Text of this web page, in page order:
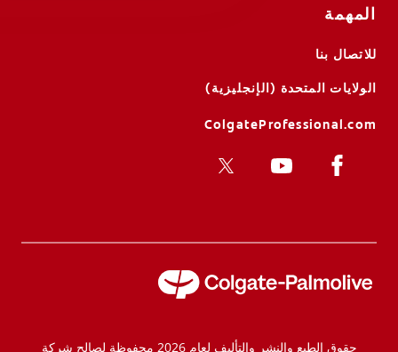
المهمة
للاتصال بنا
الولايات المتحدة (الإنجليزية)
ColgateProfessional.com
حقوق الطبع والنشر والتأليف لعام 2026 محفوظة لصالح شركة